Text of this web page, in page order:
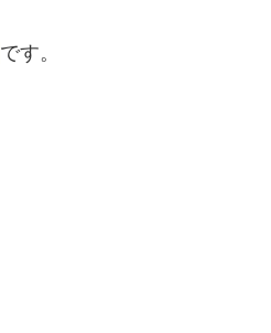
です。